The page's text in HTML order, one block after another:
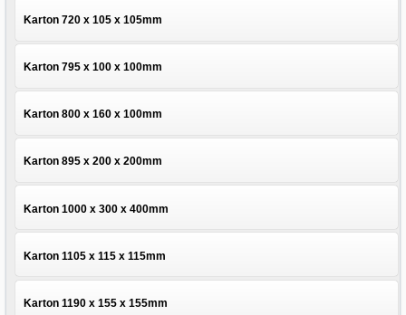
Karton 720 x 105 x 105mm
Karton 795 x 100 x 100mm
Karton 800 x 160 x 100mm
Karton 895 x 200 x 200mm
Karton 1000 x 300 x 400mm
Karton 1105 x 115 x 115mm
Karton 1190 x 155 x 155mm